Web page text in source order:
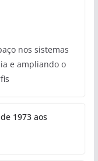
nos sistemas
e ampliando o
1973 aos